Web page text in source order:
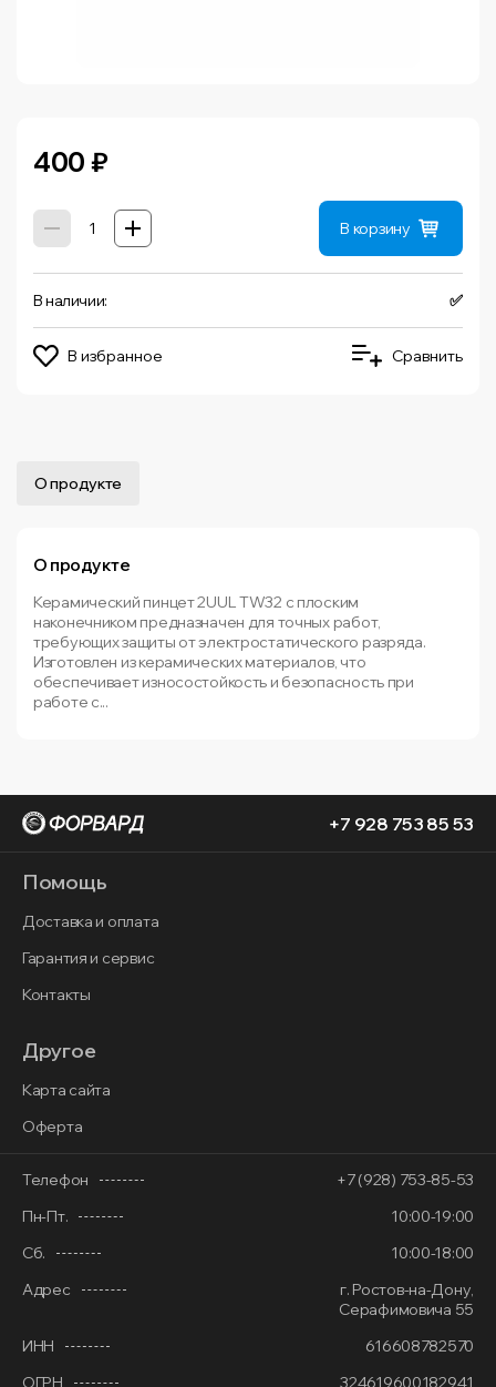
400 ₽
В корзину
В наличии: ✅
В избранное Сравнить
О продукте
О продукте
Керамический пинцет 2UUL TW32 с плоским
наконечником предназначен для точных работ,
требующих защиты от электростатического разряда.
Изготовлен из керамических материалов, что
обеспечивает износостойкость и безопасность при
работе с...
+7 928 753 85 53
Помощь
Доставка и оплата
Гарантия и сервис
Контакты
Другое
Карта сайта
Оферта
Телефон
+7 (928) 753-85-53
Пн-Пт.
10:00-19:00
Сб.
10:00-18:00
Адрес
г. Ростов-на-Дону,
Серафимовича 55
ИНН
616608782570
ОГРН
324619600182941